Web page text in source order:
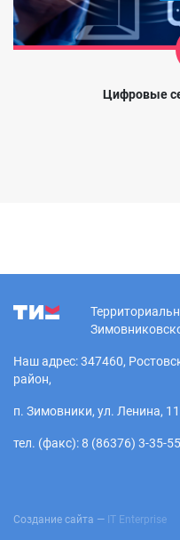
Цифровые
Наш адрес: 347460,
район,
п. Зимовники, ул. Ленина,
тел. (факс): 8 (86376) 3-35-55
Создание сайта — IT Enterprise